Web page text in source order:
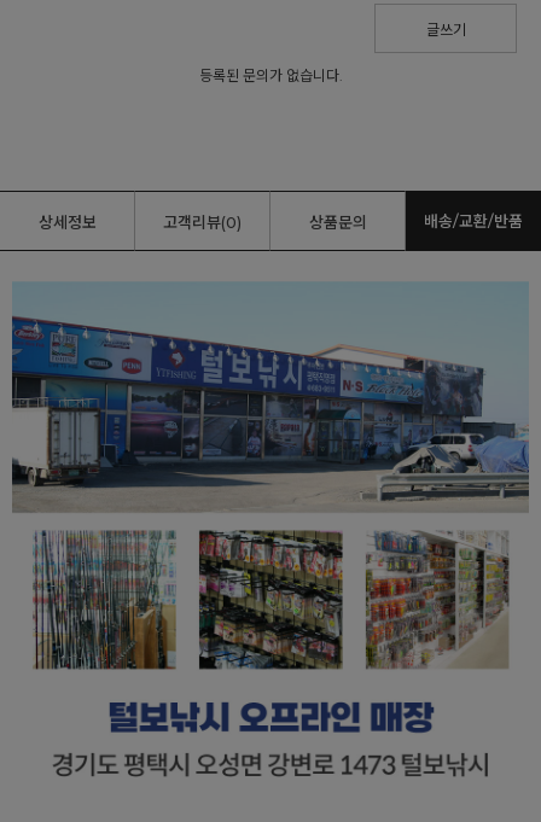
글쓰기
등록된 문의가 없습니다.
상세정보 고객리뷰(0) 상품문의 배송/교환/반품